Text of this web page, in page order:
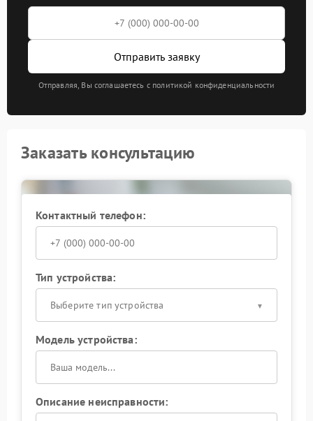
Отправить заявку
Отправляя, Вы соглашаетесь с политикой конфиденциальности
Заказать консультацию
Контактный телефон:
Тип устройства:
Выберите тип устройства
Модель устройства:
Описание неисправности: